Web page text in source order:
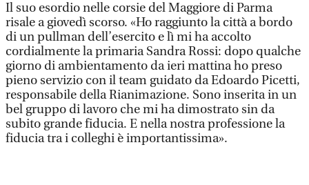
Il suo esordio nelle corsie del Maggiore di Parma
risale a giovedì scorso. «Ho raggiunto la città a bordo
di un pullman dell’esercito e lì mi ha accolto
cordialmente la primaria Sandra Rossi: dopo qualche
giorno di ambientamento da ieri mattina ho preso
pieno servizio con il team guidato da Edoardo Picetti,
responsabile della Rianimazione. Sono inserita in un
bel gruppo di lavoro che mi ha dimostrato sin da
subito grande fiducia. E nella nostra professione la
fiducia tra i colleghi è importantissima».